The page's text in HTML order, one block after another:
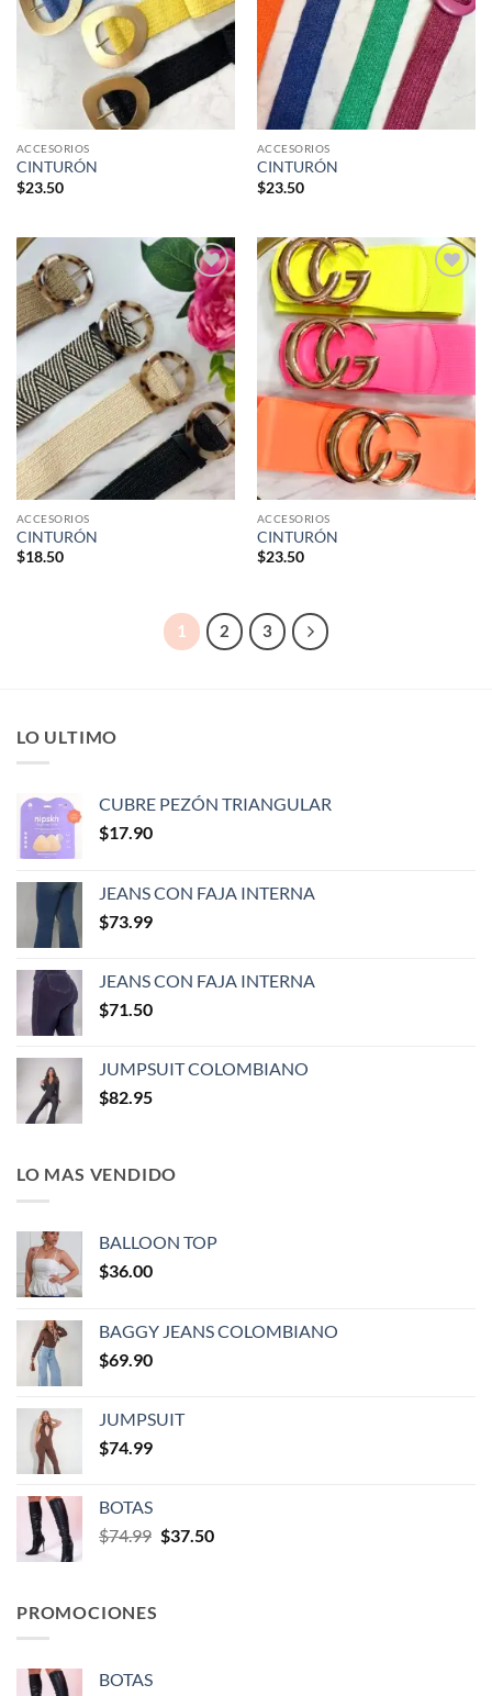
ACCESORIOS
CINTURÓN
$23.50
ACCESORIOS
CINTURÓN
$23.50
Añadir
a la
lista de
deseos
ACCESORIOS
CINTURÓN
$18.50
Añadir
a la
lista de
deseos
ACCESORIOS
CINTURÓN
$23.50
1 2 3
LO ULTIMO
CUBRE PEZÓN TRIANGULAR
$17.90
JEANS CON FAJA INTERNA
$73.99
JEANS CON FAJA INTERNA
$71.50
JUMPSUIT COLOMBIANO
$82.95
LO MAS VENDIDO
BALLOON TOP
$36.00
BAGGY JEANS COLOMBIANO
$69.90
JUMPSUIT
$74.99
BOTAS
$74.99 $37.50
PROMOCIONES
BOTAS